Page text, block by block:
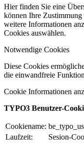
Hier finden Sie eine
können Ihre Zustimmung
weitere Informationen
Cookies auswählen.
Notwendige Cookies
Diese Cookies
die einwandfreie
Cookie Informationen
TYPO3 Benutzer-
Cookiename:
Laufzeit:
Sesion-